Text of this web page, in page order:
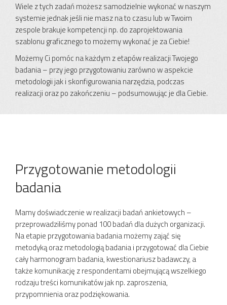
Wiele z tych zadań możesz samodzielnie wykonać w naszym
systemie jednak jeśli nie masz na to czasu lub w Twoim
zespole brakuje kompetencji np. do zaprojektowania
szablonu graficznego to możemy wykonać je za Ciebie!
Możemy Ci pomóc na każdym z etapów realizacji Twojego
badania – przy jego przygotowaniu zarówno w aspekcie
metodologii jak i skonfigurowania narzędzia, podczas
realizacji oraz po zakończeniu – podsumowując je dla Ciebie.
Przygotowanie metodologii
badania
Mamy doświadczenie w realizacji badań ankietowych –
przeprowadziliśmy ponad 100 badań dla dużych organizacji.
Na etapie przygotowania badania możemy zająć się
metodyką oraz metodologią badania i przygotować dla Ciebie
cały harmonogram badania, kwestionariusz badawczy, a
także komunikację z respondentami obejmującą wszelkiego
rodzaju treści komunikatów jak np. zaproszenia,
przypomnienia oraz podziękowania.